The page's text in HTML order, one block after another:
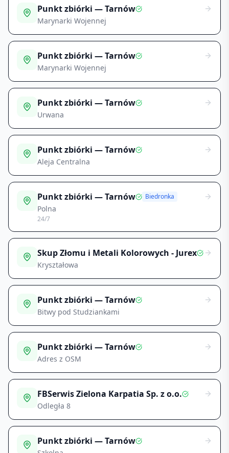
Punkt zbiórki — Tarnów
Marynarki Wojennej
Punkt zbiórki — Tarnów
Marynarki Wojennej
Punkt zbiórki — Tarnów
Urwana
Punkt zbiórki — Tarnów
Aleja Centralna
Punkt zbiórki — Tarnów Biedronka
Polna
24/7
Skup Złomu i Metali Kolorowych - Jurex
Kryształowa
Punkt zbiórki — Tarnów
Bitwy pod Studziankami
Punkt zbiórki — Tarnów
Adres z OSM
FBSerwis Zielona Karpatia Sp. z o.o.
Odległa 8
Punkt zbiórki — Tarnów